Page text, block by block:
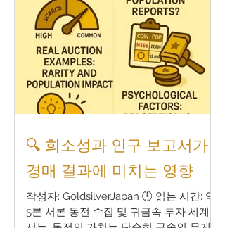
현대처럼 정밀한 제조 기술이 없었기에, 모양
이 일정하지 않고, 무늬가 비뚤게 찍히 는 경
우가 흔했습니다. 따라서 고대 동전을 평가할
때는 “균일성”보다는 “예술성”, “보존 상태”, “역
사적 맥락”과 같은 다면적인 시각 이
🔍 희소성과 인구 보고서가
경매 결과에 미치는 영향
작성자: GoldsilverJapan 🕒 읽는 시간: 약
5분 서론 동전 수집 및 귀금속 투자 세계에